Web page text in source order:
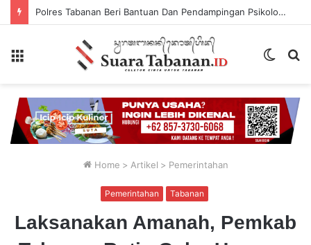
Polres Tabanan Beri Bantuan Dan Pendampingan Psikologis
Switch
Home > Artikel > Pemerintahan
Pemerintahan Tabanan
Laksanakan Amanah, Pemkab